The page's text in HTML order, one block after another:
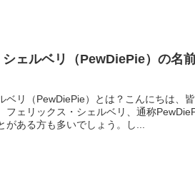
ェルベリ（PewDiePie）の名
ベリ（PewDiePie）とは？こんにちは、
フェリックス・シェルベリ、通称
がある方も多いでしょう。し...